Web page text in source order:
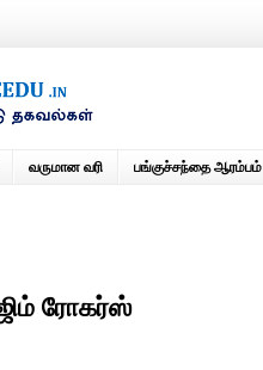
வருமான வரி பங்குச்சந்தை ஆரம்பம்
ரோகர்ஸ்